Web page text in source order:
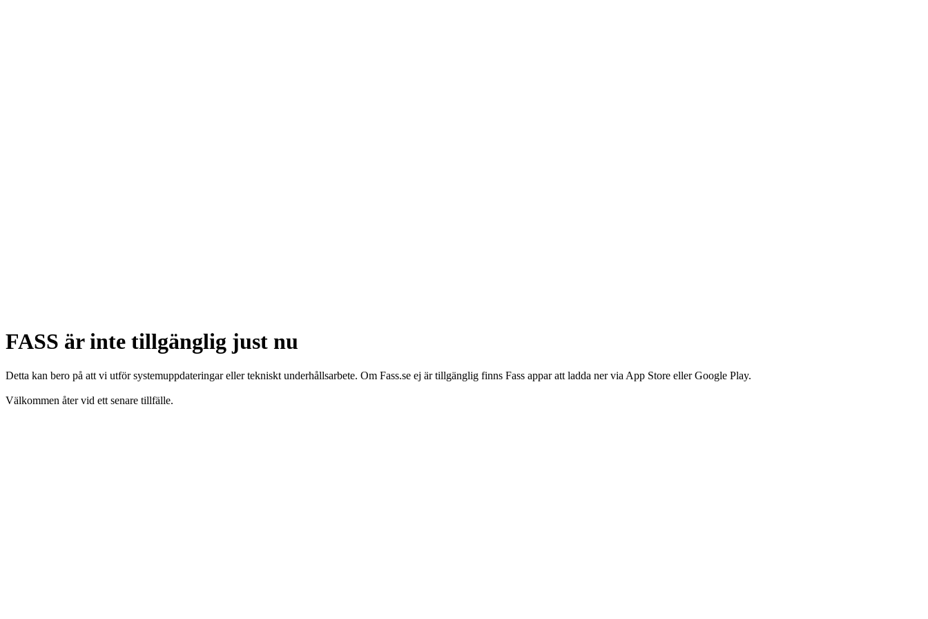
FASS är inte tillgänglig just nu
Detta kan bero på att vi utför systemuppdateringar eller tekniskt underhållsarbete. Om Fass.se ej är tillgänglig finns Fass appar att ladda ner via App Store eller Google Play.
Välkommen åter vid ett senare tillfälle.